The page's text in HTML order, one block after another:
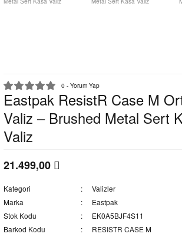
0 - Yorum Yap
Eastpak ResistR Case M
Valiz – Brushed Metal Sert
Valiz
21.499,00
Kategori
Valizler
Marka
Eastpak
Stok Kodu
EK0A5BJF4S11
Barkod Kodu
RESISTR CASE M